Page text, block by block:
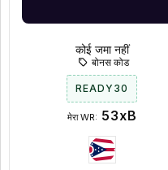
कोई जमा नहीं
बोनस कोड
READY30
मेरा WR: 53xB